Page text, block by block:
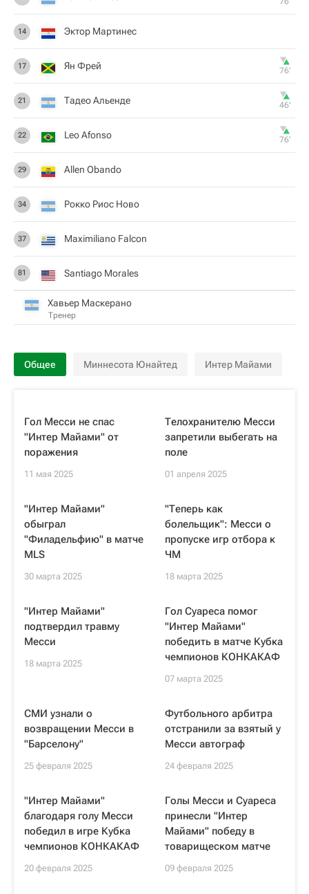
14 Эктор Мартинес
17 Ян Фрей 76‎’‎
21 Тадео Альенде 46‎’‎
22 Leo Afonso 76‎’‎
29 Allen Obando
34 Рокко Риос Ново
37 Maximiliano Falcon
81 Santiago Morales
Хавьер Маскерано
Тренер
Общее Миннесота Юнайтед Интер Майами
Гол Месси не спас
"Интер Майами" от
поражения
11 мая 2025
Телохранителю Месси
запретили выбегать на
поле
01 апреля 2025
"Интер Майами"
обыграл
"Филадельфию" в матче
MLS
30 марта 2025
"Теперь как
болельщик": Месси о
пропуске игр отбора к
ЧМ
18 марта 2025
"Интер Майами"
подтвердил травму
Месси
18 марта 2025
Гол Суареса помог
"Интер Майами"
победить в матче Кубка
чемпионов КОНКАКАФ
07 марта 2025
СМИ узнали о
возвращении Месси в
"Барселону"
25 февраля 2025
Футбольного арбитра
отстранили за взятый у
Месси автограф
24 февраля 2025
"Интер Майами"
благодаря голу Месси
победил в игре Кубка
чемпионов КОНКАКАФ
20 февраля 2025
Голы Месси и Суареса
принесли "Интер
Майами" победу в
товарищеском матче
09 февраля 2025